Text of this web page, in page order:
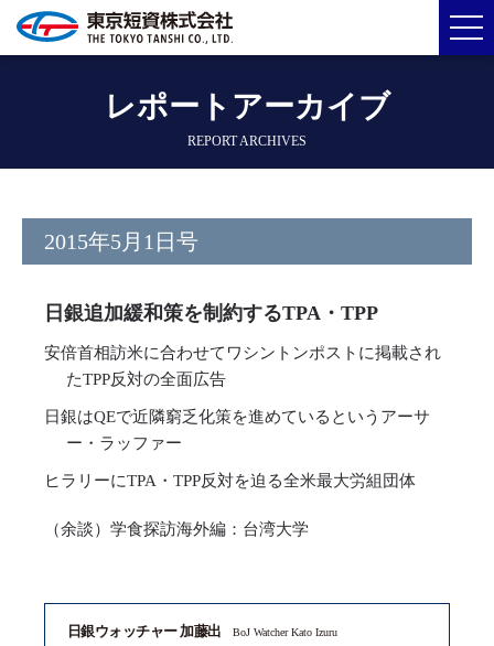
レポートアーカイブ
REPORT ARCHIVES
2015年5月1日号
日銀追加緩和策を制約するTPA・TPP
安倍首相訪米に合わせてワシントンポストに掲載され
たTPP反対の全面広告
日銀はQEで近隣窮乏化策を進めているというアーサ
ー・ラッファー
ヒラリーにTPA・TPP反対を迫る全米最大労組団体
（余談）学食探訪海外編：台湾大学
日銀ウォッチャー 加藤出 BoJ Watcher Kato Izuru